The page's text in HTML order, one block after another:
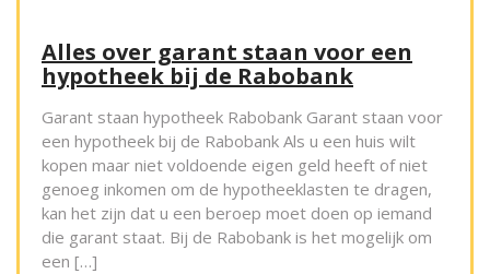
Alles over garant staan voor een
hypotheek bij de Rabobank
Garant staan hypotheek Rabobank Garant staan voor
een hypotheek bij de Rabobank Als u een huis wilt
kopen maar niet voldoende eigen geld heeft of niet
genoeg inkomen om de hypotheeklasten te dragen,
kan het zijn dat u een beroep moet doen op iemand
die garant staat. Bij de Rabobank is het mogelijk om
een […]